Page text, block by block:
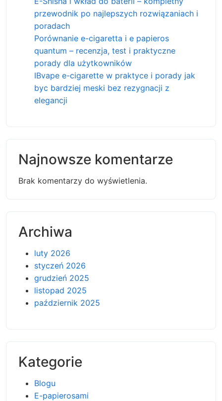
przewodnik po najlepszych rozwiązaniach i
poradach
Porównanie e-cigaretta i e papieros
quantum – recenzja, test i praktyczne
porady dla użytkowników
IBvape e-cigarette w praktyce i porady jak
byc bardziej meski bez rezygnacji z
elegancji
Najnowsze komentarze
Brak komentarzy do wyświetlenia.
Archiwa
luty 2026
styczeń 2026
grudzień 2025
listopad 2025
październik 2025
Kategorie
Blogu
E-papierosami